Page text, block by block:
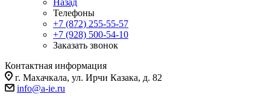
Назад
Телефоны
+7 (872) 255-55-57
+7 (928) 500-54-10
Заказать звонок
Контактная информация
г. Махачкала, ул. Ирчи Казака, д. 82
info@a-ie.ru